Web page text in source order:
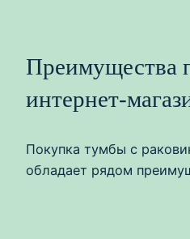
Преимущества
интернет-
Покупка тумбы с
обладает рядом